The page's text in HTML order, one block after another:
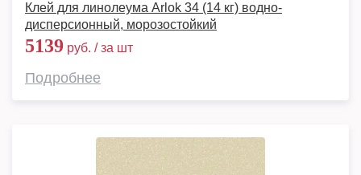
Клей для линолеума Arlok 34 (14 кг) водно-
дисперсионный, морозостойкий
5139 руб. / за шт
Подробнее